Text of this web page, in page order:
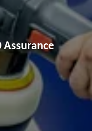
Assurance